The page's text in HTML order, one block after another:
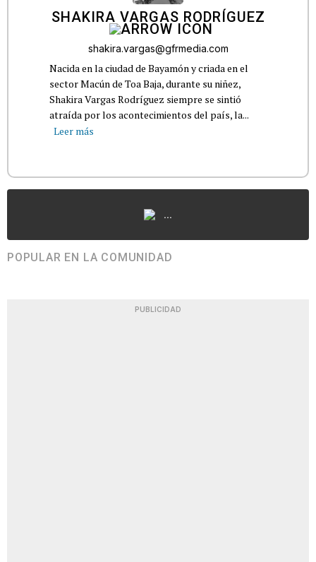
SHAKIRA VARGAS RODRÍGUEZ
shakira.vargas@gfrmedia.com
Nacida en la ciudad de Bayamón y criada en el
sector Macún de Toa Baja, durante su niñez,
Shakira Vargas Rodríguez siempre se sintió
atraída por los acontecimientos del país, la...
Leer más
...
POPULAR EN LA COMUNIDAD
PUBLICIDAD